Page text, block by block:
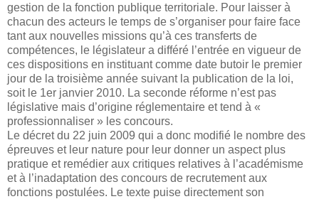
gestion de la fonction publique territoriale. Pour laisser à
chacun des acteurs le temps de s’organiser pour faire face
tant aux nouvelles missions qu’à ces transferts de
compétences, le législateur a différé l’entrée en vigueur de
ces dispositions en instituant comme date butoir le premier
jour de la troisième année suivant la publication de la loi,
soit le 1er janvier 2010. La seconde réforme n’est pas
législative mais d’origine réglementaire et tend à «
professionnaliser » les concours.
Le décret du 22 juin 2009 qui a donc modifié le nombre des
épreuves et leur nature pour leur donner un aspect plus
pratique et remédier aux critiques relatives à l’académisme
et à l’inadaptation des concours de recrutement aux
fonctions postulées. Le texte puise directement son